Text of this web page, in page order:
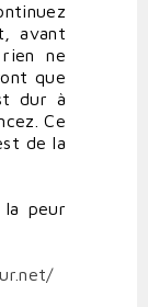
avant
ne
que
dur à
Ce
de la
peur